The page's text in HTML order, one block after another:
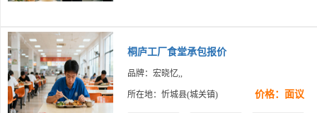
桐庐工厂食堂承包报价
品牌：宏晓忆,,
所在地：忻城县(城关镇) 价格：面议